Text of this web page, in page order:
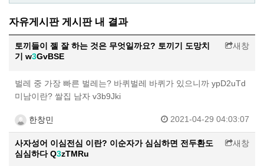
자유게시판 게시판 내 결과
토끼들이 젤 잘 하는 것은 무엇일까요? 토끼기 도망치
기 w3GvBSE
새창
벌레 중 가장 빠른 벌레는? 바퀴벌레 바퀴가 있으니까 ypD2uTd
미남이란? 쌀집 남자 v3b9Jki
한창민 2021-04-29 04:03:07
사자성어 이심전심 이란? 이순자가 심심하면 전두환도
심심하다 Q3zTMRu
새창